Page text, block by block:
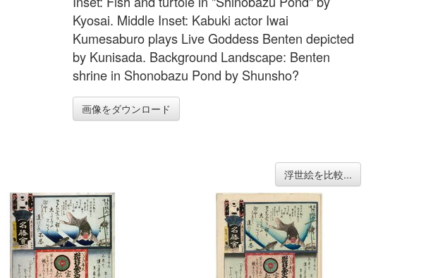
Kyosai. Middle Inset: Kabuki actor Iwai
Kumesaburo plays Live Goddess Benten depicted
by Kunisada. Background Landscape: Benten
shrine in Shonobazu Pond by Shunsho?
画像をダウンロード
浮世絵を比較...